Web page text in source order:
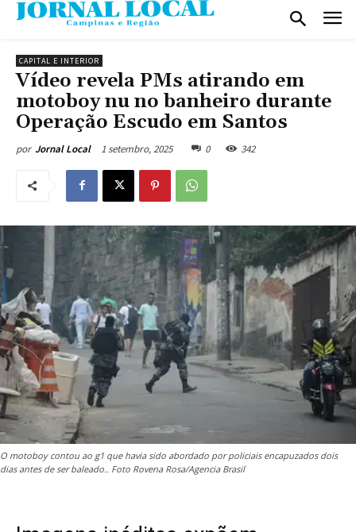
CAPITAL E INTERIOR
Vídeo revela PMs atirando em
motoboy nu no banheiro durante
Operação Escudo em Santos
por Jornal Local 1 setembro, 2025 0 342
O motoboy contou ao g1 que havia sido abordado por policiais encapuzados dois
dias antes de ser baleado.. Foto Rovena Rosa/Agencia Brasil